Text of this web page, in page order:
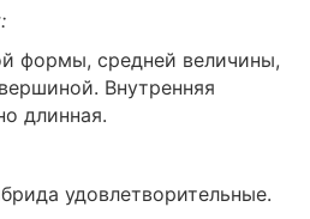
формы, средней величины,
Внутренняя
длинная.
удовлетворительные.